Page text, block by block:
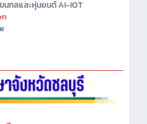
กลและหุ่นยนต์ AI-IOT